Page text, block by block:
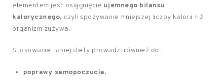
elementem jest osiągnięcie ujemnego bilansu
kalorycznego, czyli spożywanie mniejszej liczby kalorii niż
organizm zużywa.
Stosowanie takiej diety prowadzi również do:
poprawy samopoczucia,